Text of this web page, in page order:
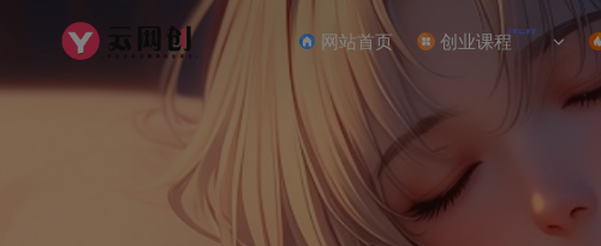
网站首页 创业课程NEW